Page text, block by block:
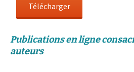
Télécharger
Publications en ligne
auteurs